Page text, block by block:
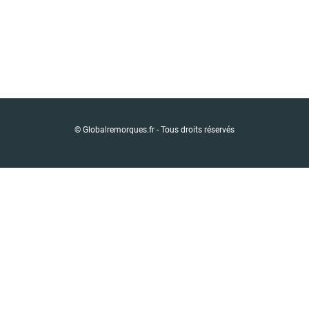
© Globalremorques.fr - Tous droits réservés